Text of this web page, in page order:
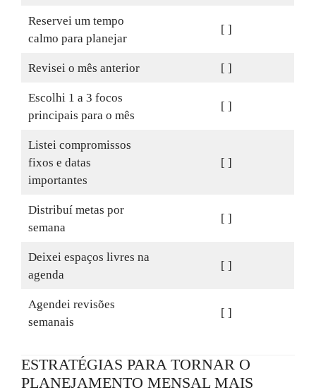
Reservei um tempo
calmo para planejar
[ ]
Revisei o mês anterior [ ]
Escolhi 1 a 3 focos
principais para o mês
[ ]
Listei compromissos
fixos e datas
importantes
[ ]
Distribuí metas por
semana
[ ]
Deixei espaços livres na
agenda
[ ]
Agendei revisões
semanais
[ ]
ESTRATÉGIAS PARA TORNAR O
PLANEJAMENTO MENSAL MAIS